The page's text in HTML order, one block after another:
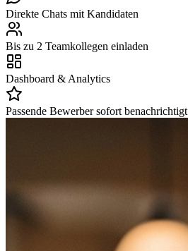
Direkte Chats mit Kandidaten
Bis zu 2 Teamkollegen einladen
Dashboard & Analytics
Passende Bewerber sofort benachrichtigt